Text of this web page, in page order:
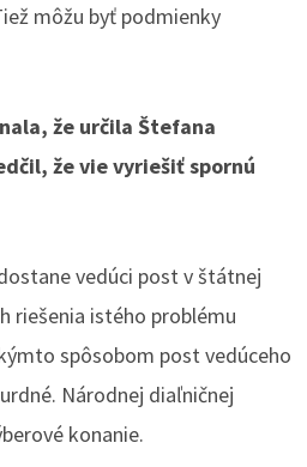
môžu byť podmienky
že určila Štefana
že vie vyriešiť spornú
vedúci post v štátnej
riešenia istého problému
spôsobom post vedúceho
Národnej diaľničnej
konanie.